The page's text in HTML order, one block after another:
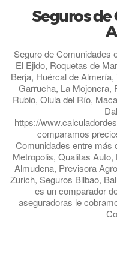
Seguros
Seguro de Comunidades
El Ejido, Roquetas de
Berja, Huércal de
Garrucha, La Mojonera,
Rubio, Olula del Río,
https://
comparamos
Comunidades entre más
Metropolis, Qualitas
Almudena, Previsora
Zurich, Seguros Bilbao,
es un comparador
aseguradoras le